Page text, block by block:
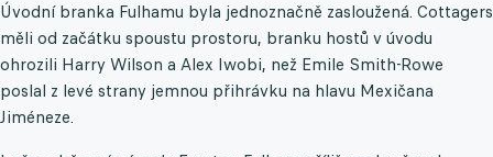
Úvodní branka Fulhamu byla jednoznačně zasloužená. Cottagers
měli od začátku spoustu prostoru, branku hostů v úvodu
ohrozili Harry Wilson a Alex Iwobi, než Emile Smith-Rowe
poslal z levé strany jemnou přihrávku na hlavu Mexičana
Jiméneze.